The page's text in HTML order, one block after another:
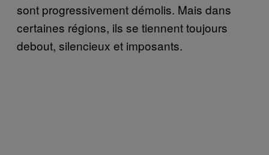
sont progressivement démolis. Mais dans
certaines régions, ils se tiennent toujours
debout, silencieux et imposants.